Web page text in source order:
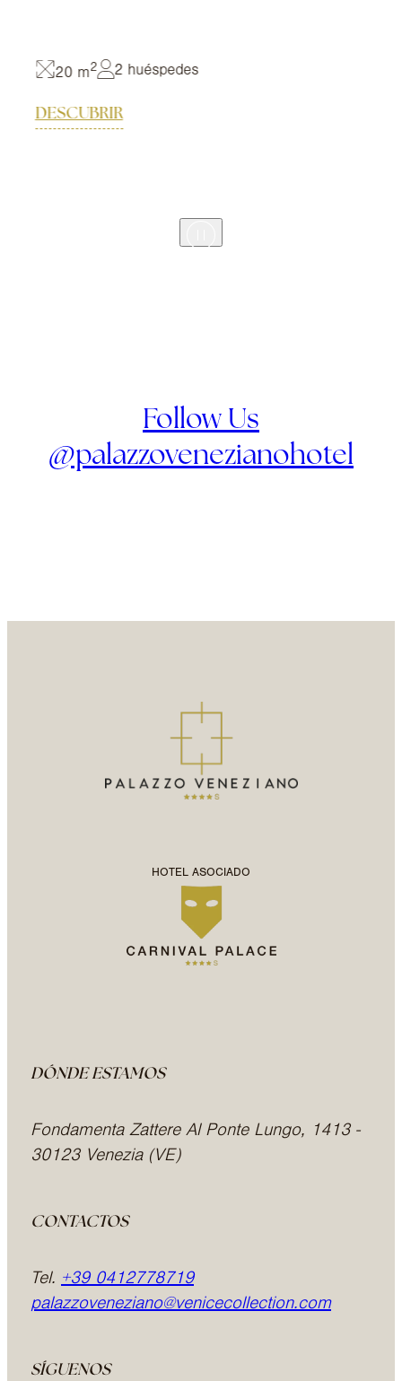
20 m2 2 huéspedes
DESCUBRIR
Follow Us
@palazzovenezianohotel
HOTEL ASOCIADO
DÓNDE ESTAMOS
Fondamenta Zattere Al Ponte Lungo, 1413 -
30123 Venezia (VE)
CONTACTOS
Tel. +39 0412778719
palazzoveneziano@venicecollection.com
SÍGUENOS